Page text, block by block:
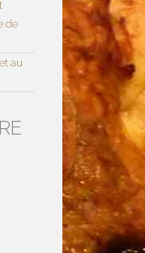
de
au